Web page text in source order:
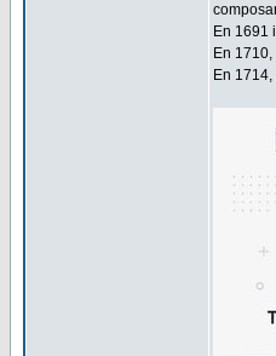
En 1691
En
En